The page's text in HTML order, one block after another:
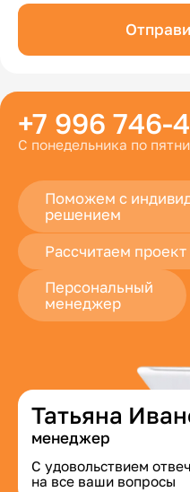
+7 996 746-
С понедельника по
Поможем с
решением
Рассчитаем проект
Персональный
менеджер
Татьяна
менеджер
С удовольствием
на все ваши вопросы